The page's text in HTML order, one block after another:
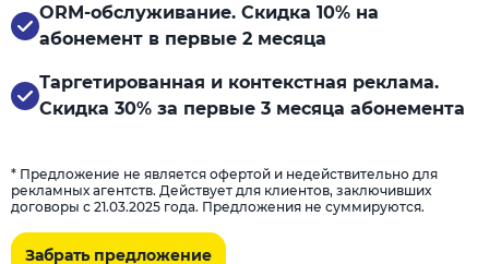
ORM-обслуживание. Скидка 10% на
абонемент в первые 2 месяца
Таргетированная и контекстная реклама.
Скидка 30% за первые 3 месяца абонемента
* Предложение не является офертой и недействительно для
рекламных агентств. Действует для клиентов, заключивших
договоры с 21.03.2025 года. Предложения не суммируются.
Забрать предложение